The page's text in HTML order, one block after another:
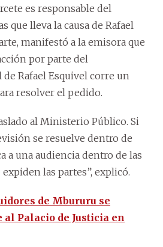
es responsable del
que lleva la causa de Rafael
manifestó a la emisora que
por parte del
Rafael Esquivel corre un
resolver el pedido.
al Ministerio Público. Si
se resuelve dentro de
a una audiencia dentro de las
las partes”, explicó.
de Mbururu se
Palacio de Justicia en